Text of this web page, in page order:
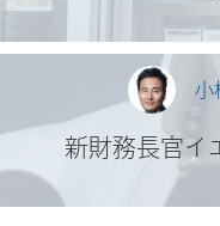
小
新財務長官イ